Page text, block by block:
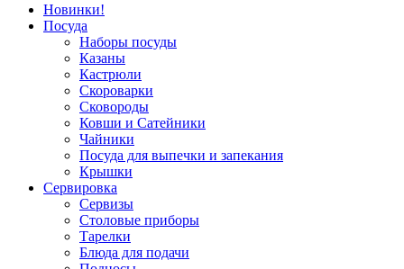
Новинки!
Посуда
Наборы посуды
Казаны
Кастрюли
Скороварки
Сковороды
Ковши и Сатейники
Чайники
Посуда для выпечки и запекания
Крышки
Сервировка
Сервизы
Столовые приборы
Тарелки
Блюда для подачи